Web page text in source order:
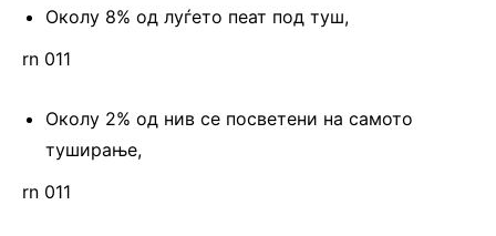
Околу 8% од луѓето пеат под туш,
rn 011
Околу 2% од нив се посветени на самото
туширање,
rn 011